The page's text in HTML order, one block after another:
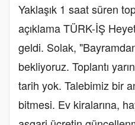
Yaklaşık 1 saat süren
açıklama TÜRK-İŞ
geldi. Solak,
bekliyoruz. Toplantı
tarih yok. Talebimiz bir
bitmesi. Ev kiralarına,